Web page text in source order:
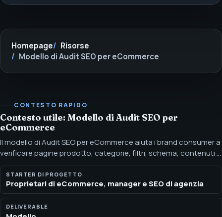
Homepage
Risorse
Modello di Audit SEO per eCommerce
CONTESTO RAPIDO
Contesto utile: Modello di Audit SEO per
eCommerce
Il modello di Audit SEO per eCommerce aiuta i brand consumer a
verificare pagine prodotto, categorie, filtri, schema, contenuti e
readiness per AI-search. Richiedi il Modello di Audit SEO
eCommerce di SEOH per pagine prodotto, architettura di
categoria, navigazione facettata, schema e AI search.
STARTER DI PROGETTO
Proprietari di eCommerce, manager e SEO di agenzia
DELIVERABLE